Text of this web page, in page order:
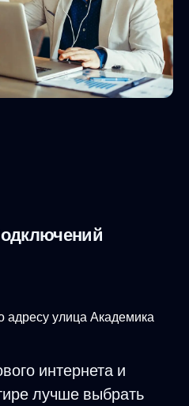
адресу улица Академика
интернета и
лучше выбрать